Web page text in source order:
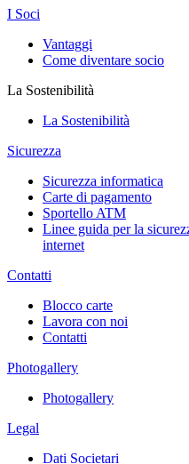
I Soci
Vantaggi
Come diventare socio
La Sostenibilità
La Sostenibilità
Sicurezza
Sicurezza informatica
Carte di pagamento
Sportello ATM
Linee guida per la
internet
Contatti
Blocco carte
Lavora con noi
Contatti
Photogallery
Photogallery
Legal
Dati Societari